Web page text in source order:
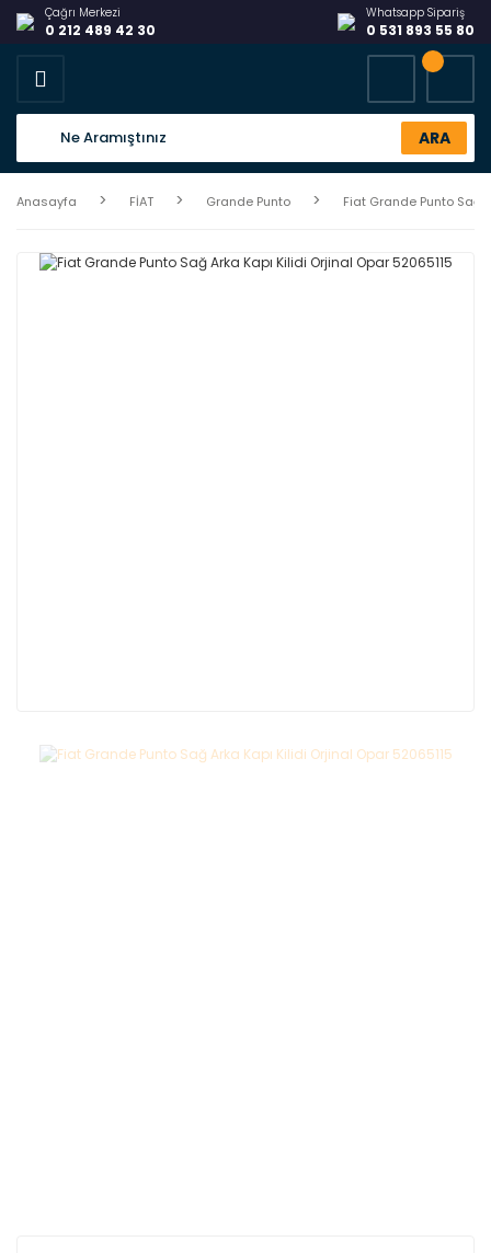
Çağrı Merkezi
0 212 489 42 30
Whatsapp Sipariş
0 531 893 55 80
ARA
Anasayfa FİAT Grande Punto Fiat Grande Punto Sağ